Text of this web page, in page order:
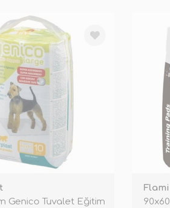
Genico Tuvalet Eğitim